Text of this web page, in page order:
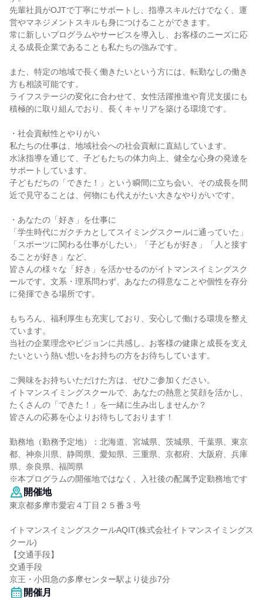
先輩社員がOJTで丁寧にサポートし、指導スキルだけでなく、運
営やマネジメントスキルも身につけることができます。
常に新しいプログラムやサービスを導入し、お客様のニーズに応
える成長企業であることも私たちの強みです。
また、特定の地域で長く働きたいという方には、転勤なしの働き
方も相談可能です。
ライフステージの変化に合わせて、女性活躍推進や育児支援にも
積極的に取り組んでおり、長くキャリアを築ける環境です。
・社会貢献性とやりがい
私たちの仕事は、地域社会への社会貢献に直結しています。
水泳指導を通じて、子どもたちの体力向上、健全な心身の発達を
サポートしています。
子どもだちの「できた！」という瞬間に立ち会い、その成長を間
近で見守ることは、何物にも代えがたい大きなやりがいです。
・あなたの「好き」を仕事に
「学生時代にガクチカとしてスイミングスクールに通っていた」
「スポーツに関わる仕事がしたい」「子どもが好き」「人と接す
ることが好き」など、
皆さんの様々な「好き」を活かせるのがイトマンスイミングスク
ールです。文系・理系問わず、あなたの得意なことや個性を存分
に発揮できる場所です。
もちろん、福利厚生も充実しており、安心して働ける環境を整え
ています。
当社の企業理念やビジョンに共感し、お客様の健康と成長を支え
たいという熱い想いをお持ちの方をお待ちしています。
ご興味をお持ちいただけた方は、ぜひご参加ください。
イトマンスイミングスクールで、あなたの熱意と笑顔を活かし、
たくさんの「できた！」を一緒に生み出しませんか？
皆さんの応募を心よりお待ちしております！
勤務地（勤務予定地）：北海道、宮城県、茨城県、千葉県、東京
都、神奈川県、静岡県、愛知県、三重県、京都府、大阪府、兵庫
県、奈良県、福岡県
※本プログラムの開催地ではなく、入社後の配属予定勤務地です
開催地
東京都多摩市愛宕４丁目２５番３号
イトマンスイミングスクールAQIT(株式会社イトマンスイミングス
クール)
【交通手段】
交通手段
京王・小田急の多摩センター駅より徒歩7分
開催月